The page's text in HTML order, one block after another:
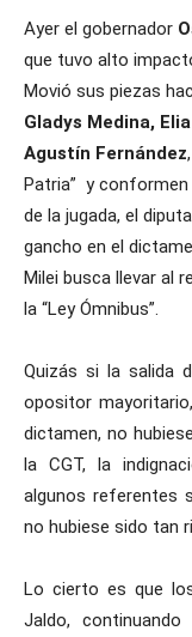
Ayer el gobernador
que tuvo alto
Movió sus piezas
Gladys Medina,
Agustín Fernández
Patria” y conformen
de la jugada, el
gancho en el
Milei busca llevar al
la “Ley Ómnibus”.
Quizás si la salida
opositor
dictamen, no
la CGT, la
algunos referentes
no hubiese sido tan
Lo cierto es que
Jaldo,